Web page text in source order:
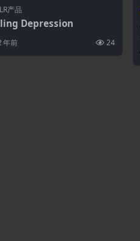
产品
Depression
年前 24